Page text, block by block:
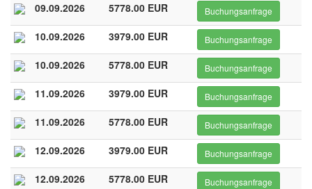
09.09.2026 5778.00 EUR Buchungsanfrage
10.09.2026 3979.00 EUR Buchungsanfrage
10.09.2026 5778.00 EUR Buchungsanfrage
11.09.2026 3979.00 EUR Buchungsanfrage
11.09.2026 5778.00 EUR Buchungsanfrage
12.09.2026 3979.00 EUR Buchungsanfrage
12.09.2026 5778.00 EUR Buchungsanfrage